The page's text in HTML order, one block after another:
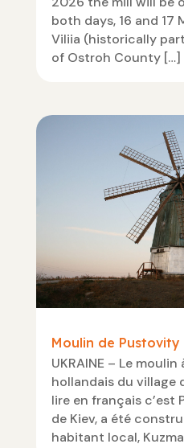
both days, 16 and 17
Viliia (historically
of Ostroh County […]
Moulin de Pustovity
UKRAINE – Le
hollandais du village
lire en français c’est
de Kiev, a été
habitant local,